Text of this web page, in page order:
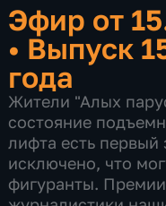
Эфир от
• Выпуск
года
Жители "Алых
состояние
лифта есть
исключено, что
фигуранты.